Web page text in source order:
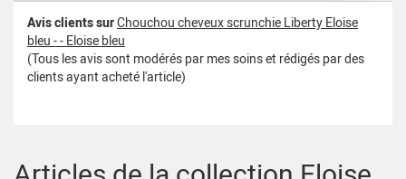
Avis clients surChouchou cheveux scrunchie Liberty Eloise
bleu - - Eloise bleu
(Tous les avis sont modérés par mes soins et rédigés par des
clients ayant acheté l'article)